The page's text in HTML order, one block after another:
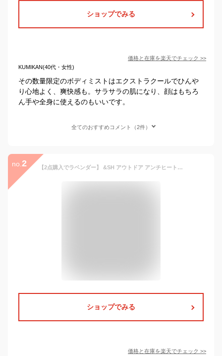
ショップでみる
価格と在庫を楽天でチェック >>
KUMIKAN(40代・女性)
その数量限定のボディミストはエクストラクールでひんや
り心地よく、爽快感も。サラサラの肌になり、顔はもちろ
ん手や全身に使えるのもいいです。
全てのおすすめコメント（2件）
no. 2 【2点購入でラベンダー】 &SH アウトドア アンチヒート バグ スプレー 100ml [ ディート( 虫除け剤 )不使用 クール ボディスプレー ハッカ はっか メントール 冷感グッズ ボディミスト 虫 日焼け止め 日焼け 紫外線 熱中症 対策 ネック 首 ] +lt3+【 定形外 送料無料 】
ショップでみる
価格と在庫を楽天でチェック >>